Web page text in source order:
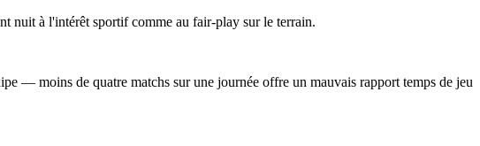
nuit à l'intérêt sportif comme au fair-play sur le terrain.
— moins de quatre matchs sur une journée offre un mauvais rapport temps de jeu